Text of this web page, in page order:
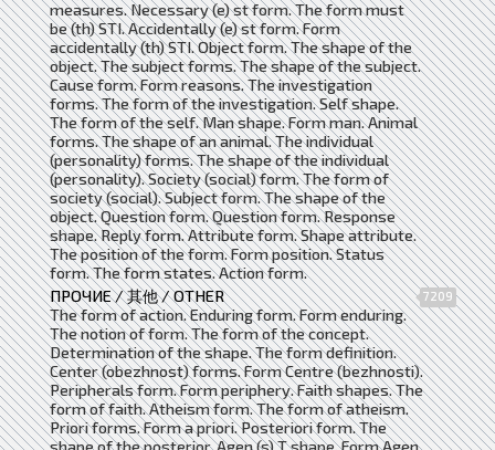
measures. Necessary (e) st form. The form must
be (th) STI. Accidentally (e) st form. Form
accidentally (th) STI. Object form. The shape of the
object. The subject forms. The shape of the subject.
Cause form. Form reasons. The investigation
forms. The form of the investigation. Self shape.
The form of the self. Man shape. Form man. Animal
forms. The shape of an animal. The individual
(personality) forms. The shape of the individual
(personality). Society (social) form. The form of
society (social). Subject form. The shape of the
object. Question form. Question form. Response
shape. Reply form. Attribute form. Shape attribute.
The position of the form. Form position. Status
form. The form states. Action form.
ПРОЧИЕ / 其他 / OTHER
7209
The form of action. Enduring form. Form enduring.
The notion of form. The form of the concept.
Determination of the shape. The form definition.
Center (obezhnost) forms. Form Centre (bezhnosti).
Peripherals form. Form periphery. Faith shapes. The
form of faith. Atheism form. The form of atheism.
Priori forms. Form a priori. Posteriori form. The
shape of the posterior. Agen (s) T shape. Form Agen